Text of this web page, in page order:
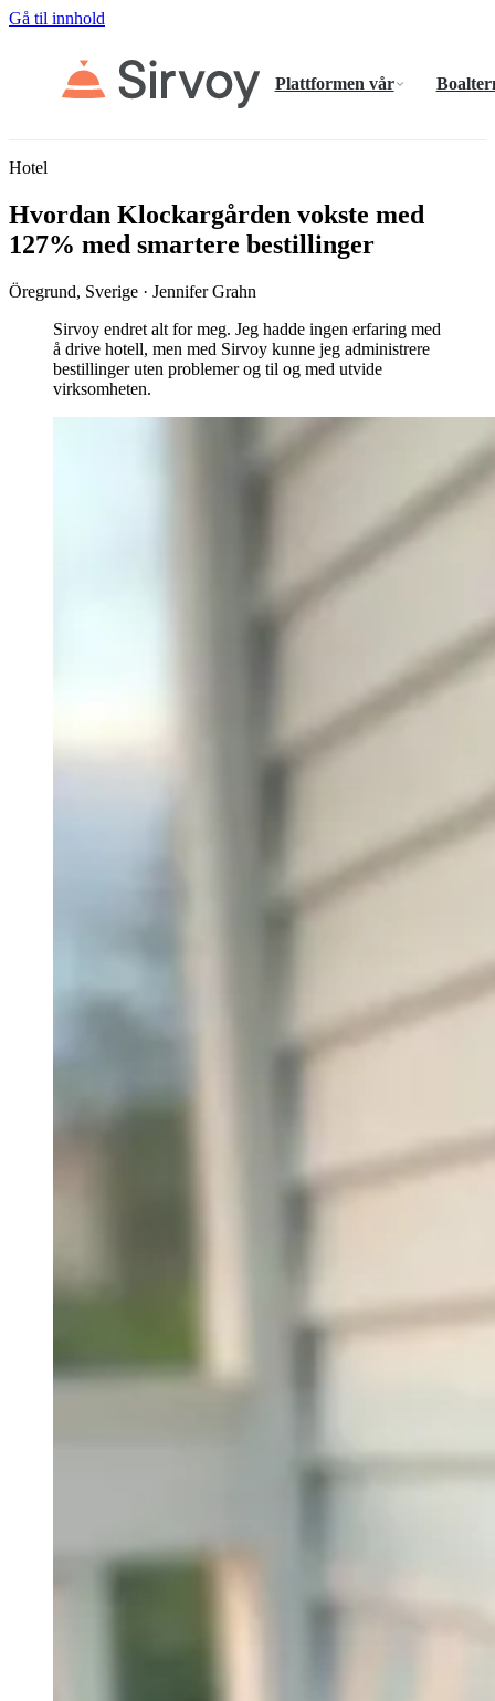
Gå til innhold
Plattformen vår
Hotel
Hvordan Klockargården vokste med
127% med smartere bestillinger
Öregrund, Sverige · Jennifer Grahn
Sirvoy endret alt for meg. Jeg hadde ingen erfaring med
å drive hotell, men med Sirvoy kunne jeg administrere
bestillinger uten problemer og til og med utvide
virksomheten.